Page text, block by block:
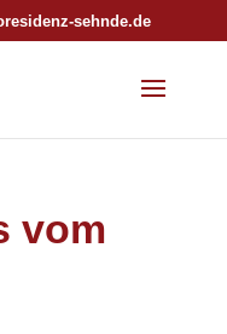
sehnde.de
vom